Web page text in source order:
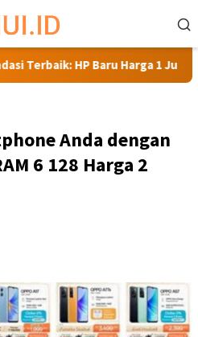
HP Baru Harga 1 Jutaan
Anda dengan
6 128 Harga 2